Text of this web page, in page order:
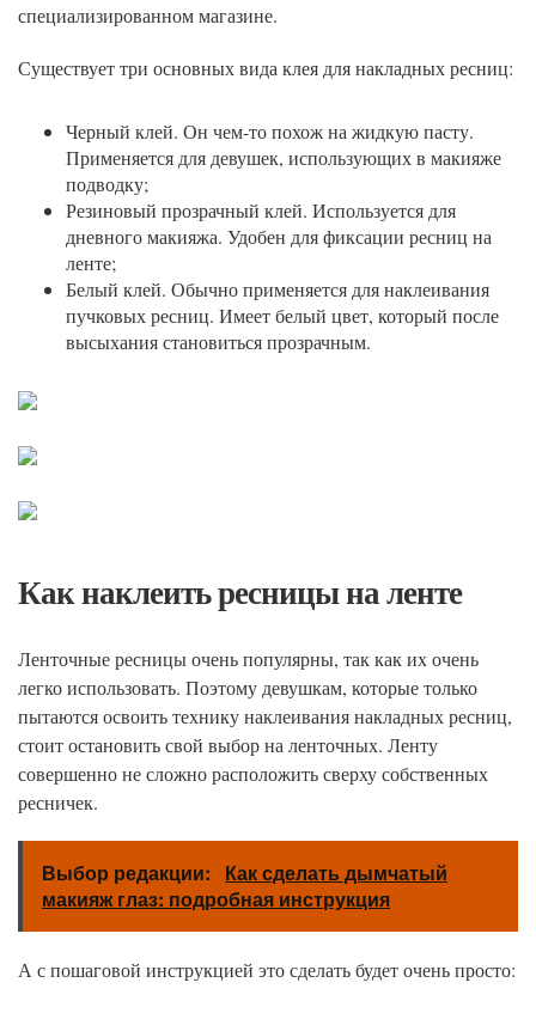
специализированном магазине.
Существует три основных вида клея для накладных ресниц:
Черный клей. Он чем-то похож на жидкую пасту.
Применяется для девушек, использующих в макияже
подводку;
Резиновый прозрачный клей. Используется для
дневного макияжа. Удобен для фиксации ресниц на
ленте;
Белый клей. Обычно применяется для наклеивания
пучковых ресниц. Имеет белый цвет, который после
высыхания становиться прозрачным.
Как наклеить ресницы на ленте
Ленточные ресницы очень популярны, так как их очень
легко использовать. Поэтому девушкам, которые только
пытаются освоить технику наклеивания накладных ресниц,
стоит остановить свой выбор на ленточных. Ленту
совершенно не сложно расположить сверху собственных
ресничек.
Выбор редакции:
Как сделать дымчатый
макияж глаз: подробная инструкция
А с пошаговой инструкцией это сделать будет очень просто: